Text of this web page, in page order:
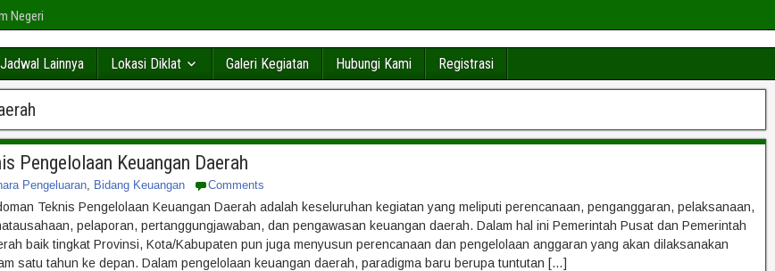
Negeri
Jadwal Lainnya Lokasi Diklat Galeri Kegiatan Hubungi Kami Registrasi
Pengelolaan Keuangan Daerah
Pengeluaran, Bidang Keuangan Comments
Teknis Pengelolaan Keuangan Daerah adalah keseluruhan kegiatan yang meliputi perencanaan, penganggaran, pelaksanaan,
pelaporan, pertanggungjawaban, dan pengawasan keuangan daerah. Dalam hal ini Pemerintah Pusat dan Pemerintah
baik tingkat Provinsi, Kota/Kabupaten pun juga menyusun perencanaan dan pengelolaan anggaran yang akan dilaksanakan
satu tahun ke depan. Dalam pengelolaan keuangan daerah, paradigma baru berupa tuntutan […]